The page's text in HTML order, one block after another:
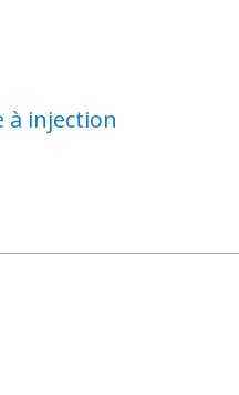
à injection